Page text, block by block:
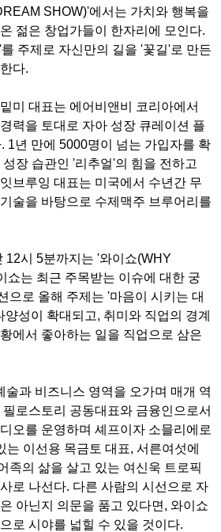
SHOW)'에서는 가치와 행복을
젊은 창업가들이 한자리에 모인다.
주제로 자신만의 길을 '꽃길'로 만든
다.
미 대표는 에어비앤비 코리아에서
력을 토대로 자아 성장 큐레이션 플
1년 만에 5000명이 넘는 가입자를 확
장 습관인 '리추얼'의 힘을 전하고
브루잉 대표는 미국에서 수년간 무
술을 바탕으로 수제맥주 브루어리를
12시 5분까지는 '와이쇼(WHY
쇼는 최근 주목받는 이슈에 대한 궁
으로 올해 주제는 '마음이 시키는 대
양성이 확대되고, 취미와 직업의 경계
에서 좋아하는 일을 직업으로 삼은
술과 비즈니스 영역을 오가며 매개 역
로스토리 공동대표와 금융인으로서
오를 운영하며 셰프이자 소믈리에로
는 이선용 목금토 대표, 서른여섯에
족의 삶을 살고 있는 여신욱 트로픽
로 나선다. 다른 사람의 시선으로 자
아닌지 의문을 품고 있다면, 와이쇼
로 시야를 넓힐 수 있을 것이다.